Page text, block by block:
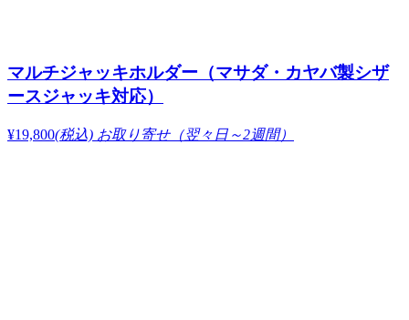
マルチジャッキホルダー（マサダ・カヤバ製シザ
ースジャッキ対応）
¥19,800(税込) お取り寄せ（翌々日～2週間）